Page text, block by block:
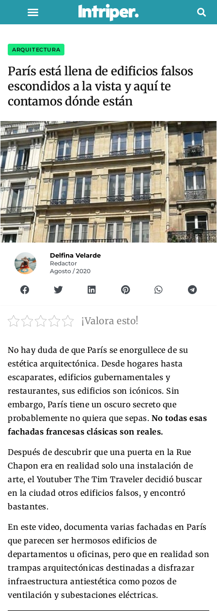
ARQUITECTURA
París está llena de edificios falsos
escondidos a la vista y aquí te
contamos dónde están
Delfina Velarde
Redactor
Agosto / 2020
¡Valora esto!
No hay duda de que París se enorgullece de su
estética arquitectónica. Desde hogares hasta
escaparates, edificios gubernamentales y
restaurantes, sus edificios son icónicos. Sin
embargo, París tiene un oscuro secreto que
probablemente no quiera que sepas. No todas esas
fachadas francesas clásicas son reales.
Después de descubrir que una puerta en la Rue
Chapon era en realidad solo una instalación de
arte, el Youtuber The Tim Traveler decidió buscar
en la ciudad otros edificios falsos, y encontró
bastantes.
En este video, documenta varias fachadas en París
que parecen ser hermosos edificios de
departamentos u oficinas, pero que en realidad son
trampas arquitectónicas destinadas a disfrazar
infraestructura antiestética como pozos de
ventilación y subestaciones eléctricas.